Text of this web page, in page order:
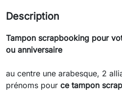
Description
Tampon scrapbooking pour
ou anniversaire
au centre une arabesque, 2
prénoms pour ce tampon